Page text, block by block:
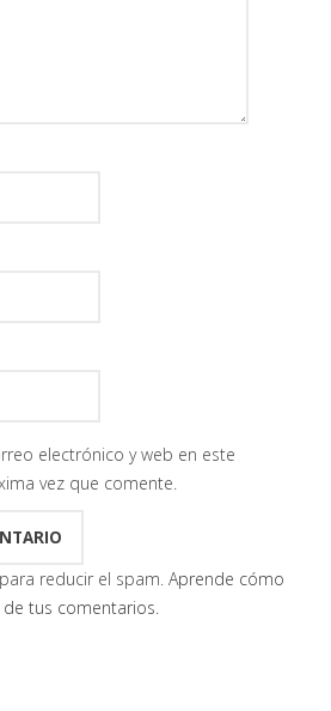
electrónico y web en este
vez que comente.
reducir el spam. Aprende cómo
tus comentarios.